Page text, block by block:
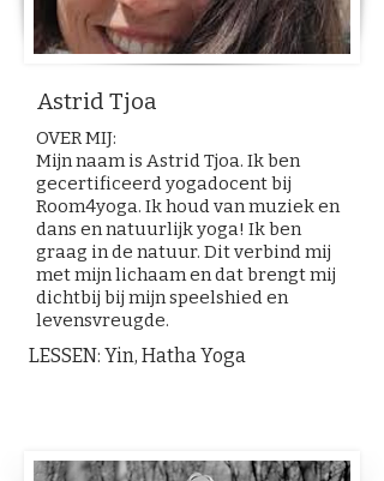
Astrid Tjoa
OVER MIJ:
Mijn naam is Astrid Tjoa. Ik ben
gecertificeerd yogadocent bij
Room4yoga. Ik houd van muziek en
dans en natuurlijk yoga! Ik ben
graag in de natuur. Dit verbind mij
met mijn lichaam en dat brengt mij
dichtbij bij mijn speelshied en
levensvreugde.
LESSEN: Yin, Hatha Yoga